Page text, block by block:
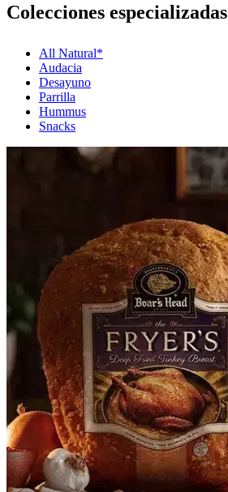
Colecciones especializadas
All Natural*
Audacia
Desayuno
Parrilla
Hummus
Snacks